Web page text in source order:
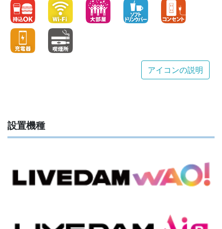
アイコンの説明
設置機種